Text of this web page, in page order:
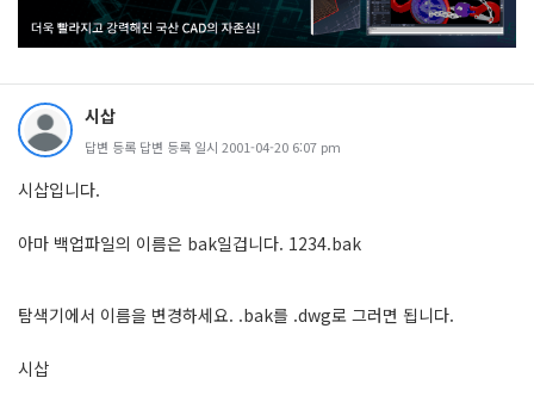
시삽
답변 등록 답변 등록 일시 2001-04-20 6:07 pm
시삽입니다.
아마 백업파일의 이름은 bak일겁니다. 1234.bak
탐색기에서 이름을 변경하세요. .bak를 .dwg로 그러면 됩니다.
시삽